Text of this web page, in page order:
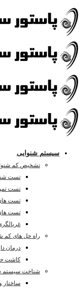
سیستم شنوایی
تشخیص کم
تست
تست
تست
تست های
راه حل های کم
درمان
کاشت
شناخت سیستم